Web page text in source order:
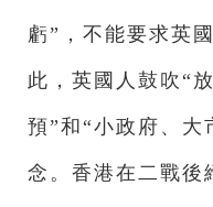
虧”，不能要求英
此，英國人鼓吹“
預”和“小政府、大
念。香港在二戰後